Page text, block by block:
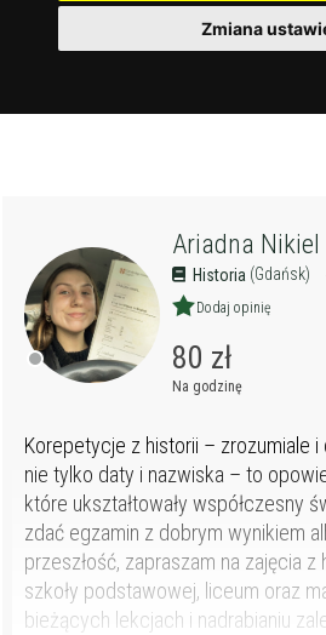
Zmiana
Ariadna
Historia (Gdańsk)
Dodaj opinię
80 zł
Na godzinę
Korepetycje z historii – zrozumiale
nie tylko daty i nazwiska – to
które ukształtowały współczesny
zdać egzamin z dobrym wynikiem
przeszłość, zapraszam na zajęcia
szkoły podstawowej, liceum oraz
bieżących lekcjach i nadrabianiu